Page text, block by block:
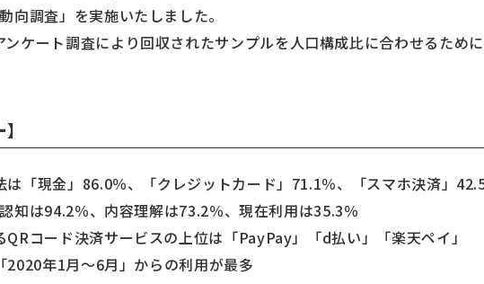
向調査」を実施いたしました。
ケート調査により回収されたサンプルを人口構成比に合わせるため
「現金」86.0％、「クレジットカード」71.1％、「スマホ決済」
は94.2％、内容理解は73.2％、現在利用は35.3％
コード決済サービスの上位は「PayPay」「d払い」「楽天ペイ」
年1月～6月」からの利用が最多